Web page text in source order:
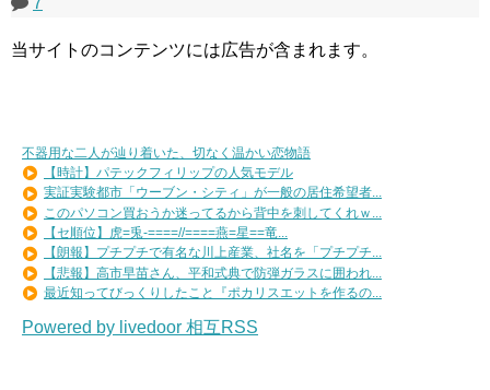
当サイトのコンテンツには広告が含まれます。
不器用な二人が辿り着いた、切なく温かい恋物語
【時計】パテックフィリップの人気モデル
実証実験都市「ウーブン・シティ」が一般の居住希望者...
このパソコン買おうか迷ってるから背中を刺してくれｗ...
【セ順位】虎=兎-====//====燕=星==竜...
【朗報】プチプチで有名な川上産業、社名を「プチプチ...
【悲報】高市早苗さん、平和式典で防弾ガラスに囲われ...
最近知ってびっくりしたこと『ポカリスエットを作るの...
Powered by livedoor 相互RSS